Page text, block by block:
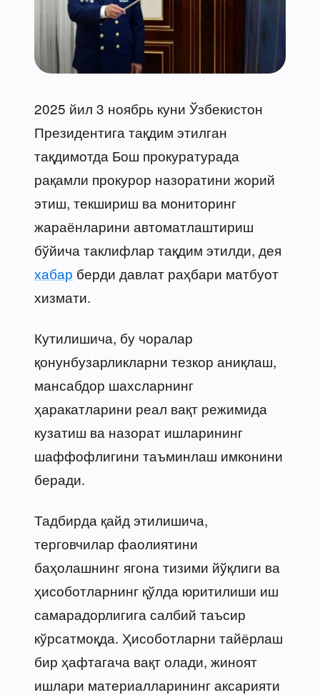
2025 йил 3 ноябрь куни Ўзбекистон
Президентига тақдим этилган
тақдимотда Бош прокуратурада
рақамли прокурор назоратини жорий
этиш, текшириш ва мониторинг
жараёнларини автоматлаштириш
бўйича таклифлар тақдим этилди, дея
хабар берди давлат раҳбари матбуот
хизмати.
Кутилишича, бу чоралар
қонунбузарликларни тезкор аниқлаш,
мансабдор шахсларнинг
ҳаракатларини реал вақт режимида
кузатиш ва назорат ишларининг
шаффофлигини таъминлаш имконини
беради.
Тадбирда қайд этилишича,
терговчилар фаолиятини
баҳолашнинг ягона тизими йўқлиги ва
ҳисоботларнинг қўлда юритилиши иш
самарадорлигига салбий таъсир
кўрсатмоқда. Ҳисоботларни тайёрлаш
бир ҳафтагача вақт олади, жиноят
ишлари материалларининг аксарияти